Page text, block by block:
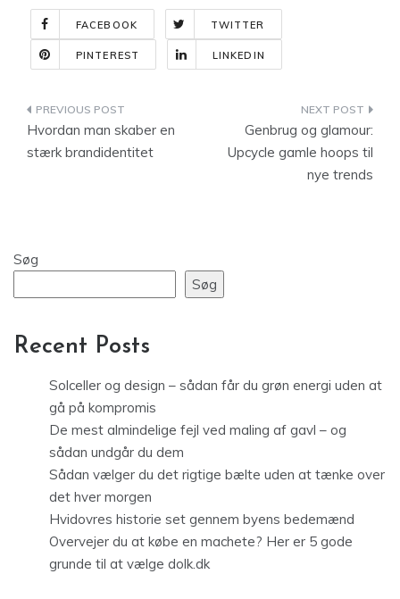
FACEBOOK TWITTER
PINTEREST LINKEDIN
Indlægsnavigation
Hvordan man skaber en
stærk brandidentitet
Genbrug og glamour:
Upcycle gamle hoops til
nye trends
Søg
Søg
Recent Posts
Solceller og design – sådan får du grøn energi uden at
gå på kompromis
De mest almindelige fejl ved maling af gavl – og
sådan undgår du dem
Sådan vælger du det rigtige bælte uden at tænke over
det hver morgen
Hvidovres historie set gennem byens bedemænd
Overvejer du at købe en machete? Her er 5 gode
grunde til at vælge dolk.dk